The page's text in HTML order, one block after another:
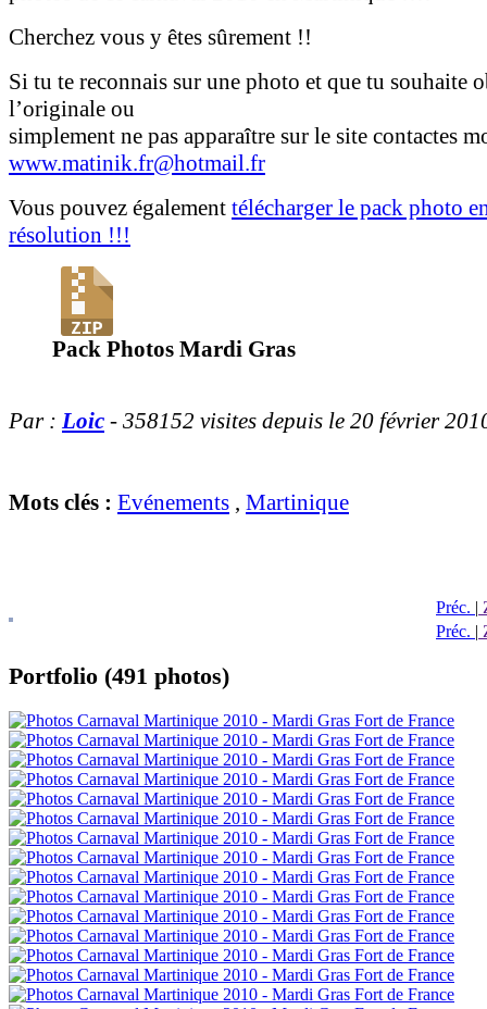
Cherchez vous y êtes sûrement !!
Si tu te reconnais sur une photo et que tu souhaite
l’originale ou
simplement ne pas apparaître sur le site contactes
www.matinik.fr@hotmail.fr
Vous pouvez également télécharger le pack photo
résolution !!!
Pack Photos Mardi Gras
Par : Loic - 358152 visites depuis le 20 février
Mots clés : Evénements , Martinique
Préc. |
Préc. |
Portfolio (491 photos)